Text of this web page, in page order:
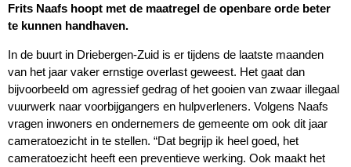
Frits Naafs hoopt met de maatregel de openbare orde beter
te kunnen handhaven.
In de buurt in Driebergen-Zuid is er tijdens de laatste maanden
van het jaar vaker ernstige overlast geweest. Het gaat dan
bijvoorbeeld om agressief gedrag of het gooien van zwaar illegaal
vuurwerk naar voorbijgangers en hulpverleners. Volgens Naafs
vragen inwoners en ondernemers de gemeente om ook dit jaar
cameratoezicht in te stellen. “Dat begrijp ik heel goed, het
cameratoezicht heeft een preventieve werking. Ook maakt het